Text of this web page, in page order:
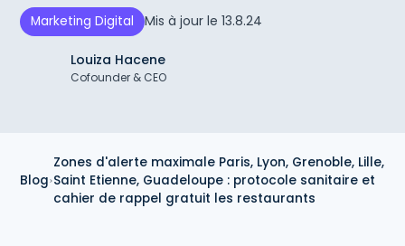
Marketing Digital Mis à jour le 13.8.24
Louiza Hacene
Cofounder & CEO
Blog
Zones d'alerte maximale Paris, Lyon, Grenoble, Lille,
Saint Etienne, Guadeloupe : protocole sanitaire et
cahier de rappel gratuit les restaurants